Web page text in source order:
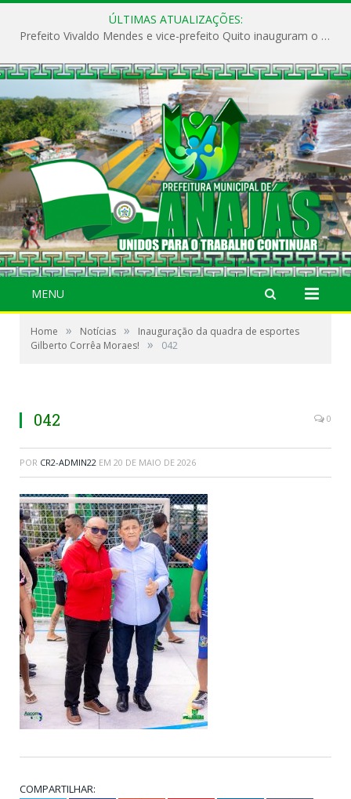
ÚLTIMAS ATUALIZAÇÕES:
Prefeito Vivaldo Mendes e vice-prefeito Quito inauguram o CAPS e fortalecem a saúde pública em Anajás.
MENU
Home » Notícias »
Inauguração da quadra de esportes
Gilberto Corrêa Moraes!
» 042
042 0
POR CR2-ADMIN22 EM 20 DE MAIO DE 2026
COMPARTILHAR: